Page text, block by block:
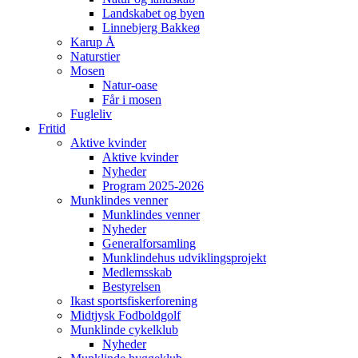
Landskabet og byen
Linnebjerg Bakkeø
Karup Å
Naturstier
Mosen
Natur-oase
Får i mosen
Fugleliv
Fritid
Aktive kvinder
Aktive kvinder
Nyheder
Program 2025-2026
Munklindes venner
Munklindes venner
Nyheder
Generalforsamling
Munklindehus udviklingsprojekt
Medlemsskab
Bestyrelsen
Ikast sportsfiskerforening
Midtjysk Fodboldgolf
Munklinde cykelklub
Nyheder